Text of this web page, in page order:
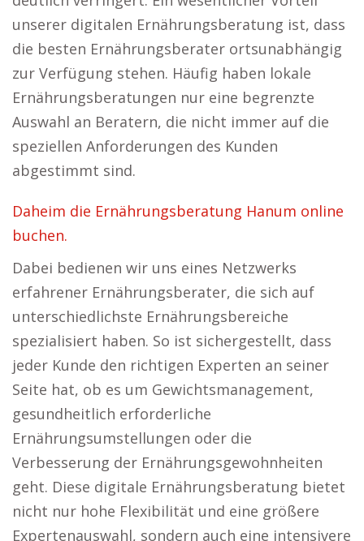
unserer digitalen Ernährungsberatung ist, dass
die besten Ernährungsberater ortsunabhängig
zur Verfügung stehen. Häufig haben lokale
Ernährungsberatungen nur eine begrenzte
Auswahl an Beratern, die nicht immer auf die
speziellen Anforderungen des Kunden
abgestimmt sind.
Daheim die Ernährungsberatung Hanum online
buchen.
Dabei bedienen wir uns eines Netzwerks
erfahrener Ernährungsberater, die sich auf
unterschiedlichste Ernährungsbereiche
spezialisiert haben. So ist sichergestellt, dass
jeder Kunde den richtigen Experten an seiner
Seite hat, ob es um Gewichtsmanagement,
gesundheitlich erforderliche
Ernährungsumstellungen oder die
Verbesserung der Ernährungsgewohnheiten
geht. Diese digitale Ernährungsberatung bietet
nicht nur hohe Flexibilität und eine größere
Expertenauswahl, sondern auch eine intensivere